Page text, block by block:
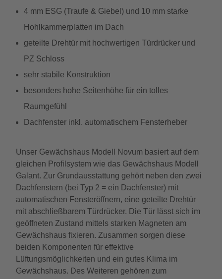
4 mm ESG (Traufe & Giebel) und 10 mm starke
Hohlkammerplatten im Dach
geteilte Drehtür mit hochwertigen Türdrücker und
PZ Schloss
sehr stabile Konstruktion
besonders hohe Seitenhöhe für ein tolles
Raumgefühl
Dachfenster inkl. automatischem Fensterheber
Unser Gewächshaus Modell Novum basiert auf dem
gleichen Profilsystem wie das Gewächshaus Modell
Galant. Zur Grundausstattung gehört neben den zwei
Dachfenstern (bei Typ 2 = ein Dachfenster) mit
automatischen Fensteröffnern, eine geteilte Drehtür
mit abschließbarem Türdrücker. Die Tür lässt sich im
geöffneten Zustand mittels starken Magneten am
Gewächshaus fixieren. Zusammen sorgen diese
beiden Komponenten für effektive
Lüftungsmöglichkeiten und ein gutes Klima im
Gewächshaus. Des Weiteren gehören zum